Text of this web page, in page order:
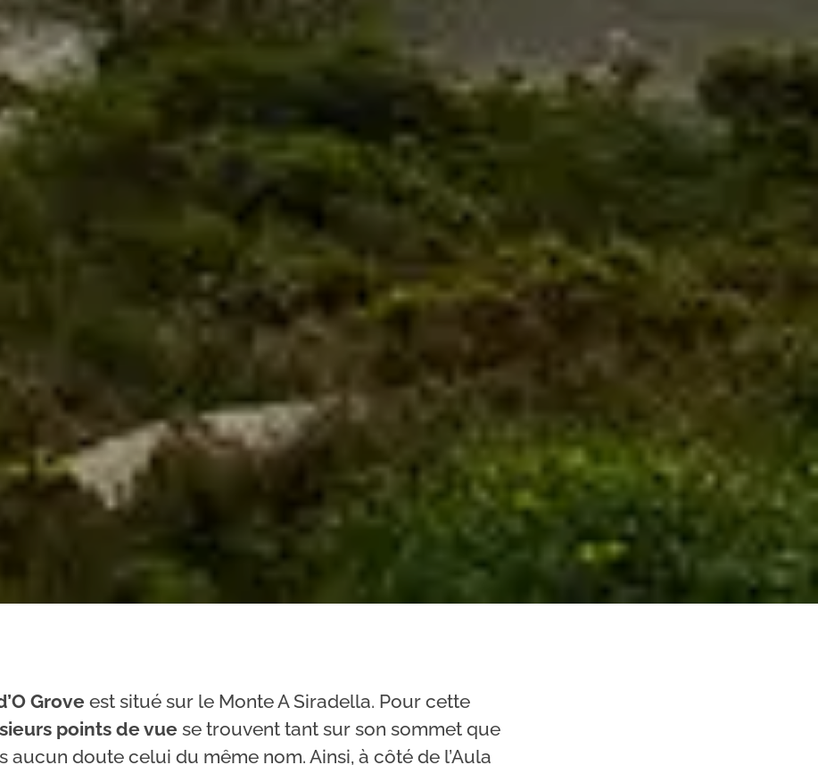
Grove est situé sur le Monte A Siradella. Pour cette
points de vue se trouvent tant sur son sommet que
aucun doute celui du même nom. Ainsi, à côté de l’Aula